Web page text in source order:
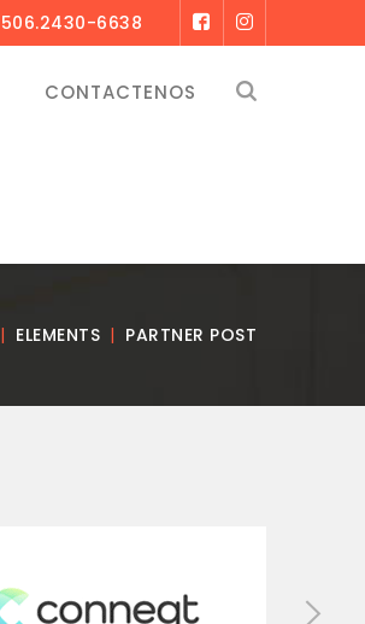
506.2430-6638
CONTACTENOS
ELEMENTS PARTNER POST